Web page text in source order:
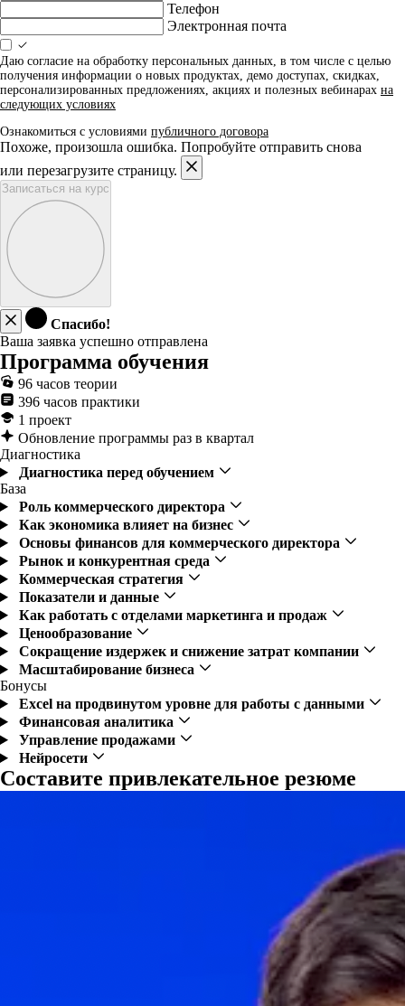
Телефон
Электронная почта
Даю согласие на обработку персональных данных, в том числе с целью
получения информации о новых продуктах, демо доступах, скидках,
персонализированных предложениях, акциях и полезных вебинарах на
следующих условиях
Ознакомиться с условиями публичного договора
Похоже, произошла ошибка. Попробуйте отправить снова
или перезагрузите страницу.
Записаться на курс
Спасибо!
Ваша заявка успешно отправлена
Программа обучения
96 часов теории
396 часов практики
1 проект
Обновление программы раз в квартал
Диагностика
Диагностика перед обучением
База
Роль коммерческого директора
Как экономика влияет на бизнес
Основы финансов для коммерческого директора
Рынок и конкурентная среда
Коммерческая стратегия
Показатели и данные
Как работать с отделами маркетинга и продаж
Ценообразование
Сокращение издержек и снижение затрат компании
Масштабирование бизнеса
Бонусы
Excel на продвинутом уровне для работы с данными
Финансовая аналитика
Управление продажами
Нейросети
Составите привлекательное резюме